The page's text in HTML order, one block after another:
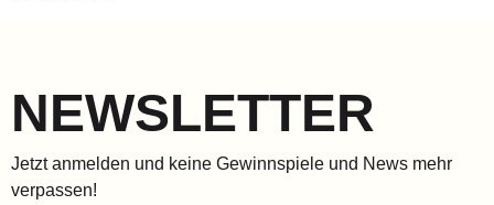
NEWSLETTER
Jetzt anmelden und keine Gewinnspiele und News mehr
verpassen!